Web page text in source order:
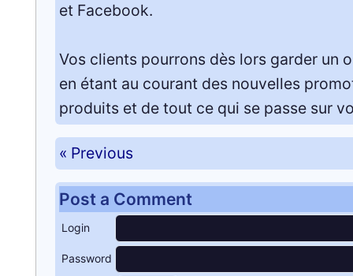
et Facebook.
Vos clients pourrons dès lors garder un
en étant au courant des nouvelles
produits et de tout ce qui se passe sur
« Previous
Post a Comment
Login
Password